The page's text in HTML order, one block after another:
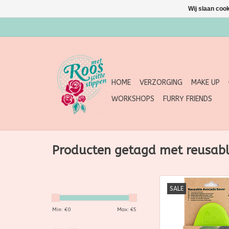
HOME VERZORGING MAKE UP
WORKSHOPS
FURRY FRIENDS
Producten getagd met
Min: €0 Max: €5
SALE
Maak kennis met
De perfecte
voedselverspilling en
van onnodig
aluminiumfolie.
Wij slaan